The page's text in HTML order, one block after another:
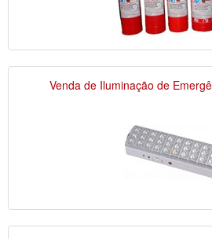
Venda de Iluminação de